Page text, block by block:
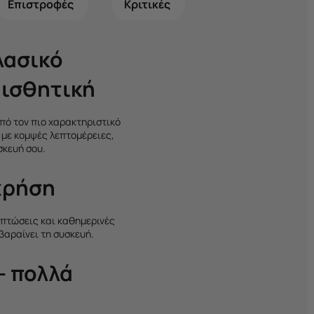
Επιστροφές Κριτικές
τον πιο χαρακτηριστικό
κομψές λεπτομέρειες,
σου.
και καθημερινές
τη συσκευή.
πολλά